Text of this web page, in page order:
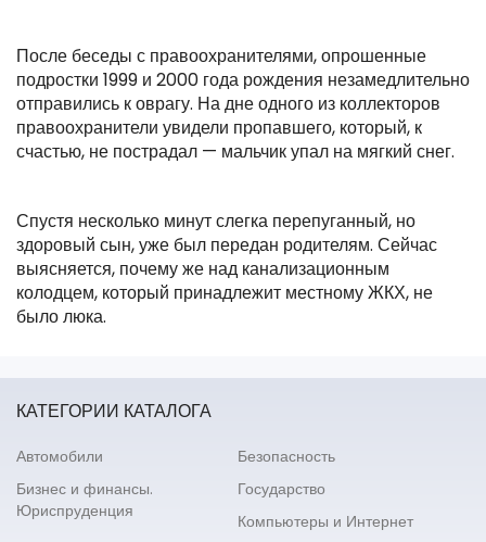
После беседы с правоохранителями, опрошенные
подростки 1999 и 2000 года рождения незамедлительно
отправились к оврагу. На дне одного из коллекторов
правоохранители увидели пропавшего, который, к
счастью, не пострадал — мальчик упал на мягкий снег.
Спустя несколько минут слегка перепуганный, но
здоровый сын, уже был передан родителям. Сейчас
выясняется, почему же над канализационным
колодцем, который принадлежит местному ЖКХ, не
было люка.
КАТЕГОРИИ КАТАЛОГА
Автомобили
Безопасность
Бизнес и финансы.
Юриспруденция
Государство
Компьютеры и Интернет